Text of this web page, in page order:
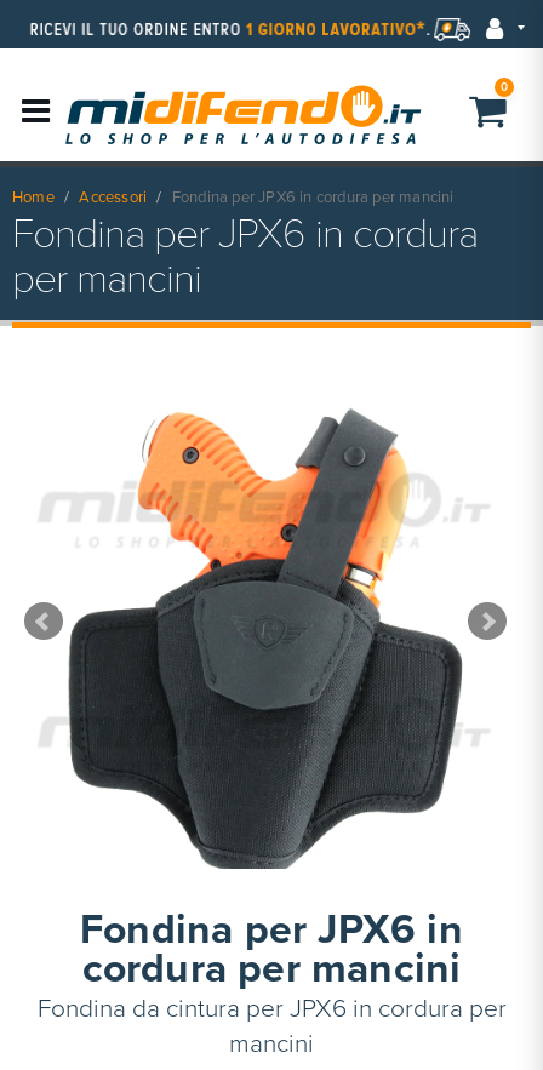
0
Home Accessori Fondina per JPX6 in cordura per mancini
Fondina per JPX6 in cordura
per mancini
Fondina per JPX6 in
cordura per mancini
Fondina da cintura per JPX6 in cordura per
mancini